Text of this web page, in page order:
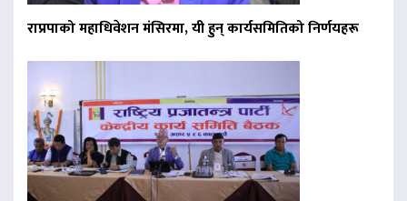
राप्रपाको महाधिवेशन मंसिरमा, यी हुन् कार्यसमितिको निर्णयहरू